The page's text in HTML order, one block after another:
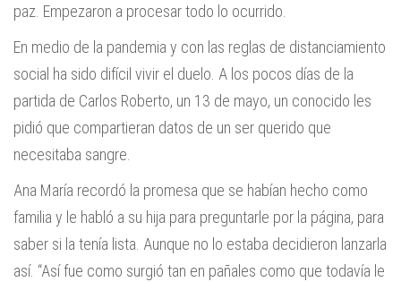
paz. Empezaron a procesar todo lo ocurrido.
En medio de la pandemia y con las reglas de distanciamiento
social ha sido difícil vivir el duelo. A los pocos días de la
partida de Carlos Roberto, un 13 de mayo, un conocido les
pidió que compartieran datos de un ser querido que
necesitaba sangre.
Ana María recordó la promesa que se habían hecho como
familia y le habló a su hija para preguntarle por la página, para
saber si la tenía lista. Aunque no lo estaba decidieron lanzarla
así. “Así fue como surgió tan en pañales como que todavía le